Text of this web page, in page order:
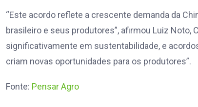
“Este acordo reflete a crescente demanda da
brasileiro e seus produtores”, afirmou Luiz Noto,
significativamente em sustentabilidade, e
criam novas oportunidades para os produtores”.
Fonte: Pensar Agro